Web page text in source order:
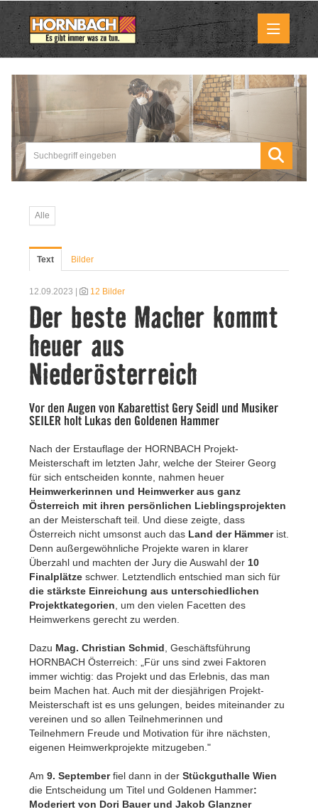
Medienmitteilungen
Pressemitteilungen
Downloads
Marktbilder
Kontakt
Alle
Text Bilder
12.09.2023 | 12 Bilder
Der beste Macher kommt
heuer aus
Niederösterreich
Vor den Augen von Kabarettist Gery Seidl und Musiker
SEILER holt Lukas den Goldenen Hammer
Nach der Erstauflage der HORNBACH Projekt-
Meisterschaft im letzten Jahr, welche der Steirer Georg
für sich entscheiden konnte, nahmen heuer
Heimwerkerinnen und Heimwerker aus ganz
Österreich mit ihren persönlichen Lieblingsprojekten
an der Meisterschaft teil. Und diese zeigte, dass
Österreich nicht umsonst auch das Land der Hämmerist.
Denn außergewöhnliche Projekte waren in klarer
Überzahl und machten der Jury die Auswahl der 10
Finalplätze schwer. Letztendlich entschied man sich für
die stärkste Einreichung aus unterschiedlichen
Projektkategorien , um den vielen Facetten des
Heimwerkens gerecht zu werden.
Dazu Mag. Christian Schmid , Geschäftsführung
HORNBACH Österreich: „Für uns sind zwei Faktoren
immer wichtig: das Projekt und das Erlebnis, das man
beim Machen hat. Auch mit der diesjährigen Projekt-
Meisterschaft ist es uns gelungen, beides miteinander zu
vereinen und so allen Teilnehmerinnen und
Teilnehmern Freude und Motivation für ihre nächsten,
eigenen Heimwerkprojekte mitzugeben."
Am 9. Septemberfiel dann in der Stückguthalle Wien
die Entscheidung um Titel und Goldenen Hammer:
Moderiert von Dori Bauer und Jakob Glanzner